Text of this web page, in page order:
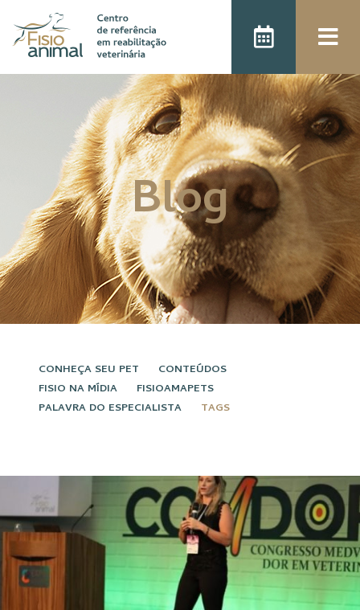
Blog
CONHEÇA SEU PET
CONTEÚDOS
FISIO NA MÍDIA
FISIOAMAPETS
PALAVRA DO ESPECIALISTA
TAGS